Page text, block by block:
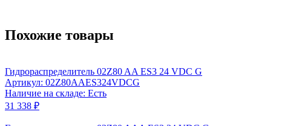
Похожие товары
Гидрораспределитель 02Z80 AA ES3 24 VDC G
Артикул: 02Z80AAES324VDCG
Наличие на складе: Есть
31 338 ₽